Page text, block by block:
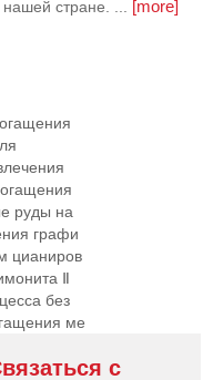
стране. ... [more]
руды на
графи
цианиров
Ⅱ
без
ме
с